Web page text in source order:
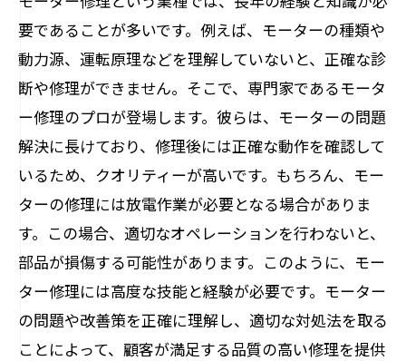
要であることが多いです。例えば、モーターの種類や
動力源、運転原理などを理解していないと、正確な診
断や修理ができません。そこで、専門家であるモータ
ー修理のプロが登場します。彼らは、モーターの問題
解決に長けており、修理後には正確な動作を確認して
いるため、クオリティーが高いです。もちろん、モー
ターの修理には放電作業が必要となる場合がありま
す。この場合、適切なオペレーションを行わないと、
部品が損傷する可能性があります。このように、モー
ター修理には高度な技能と経験が必要です。モーター
の問題や改善策を正確に理解し、適切な対処法を取る
ことによって、顧客が満足する品質の高い修理を提供